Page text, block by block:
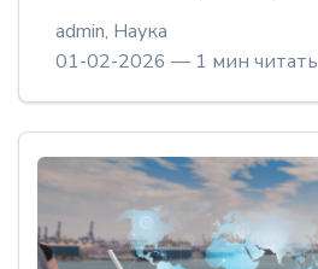
admin, Наука
01-02-2026 — 1 мин читать